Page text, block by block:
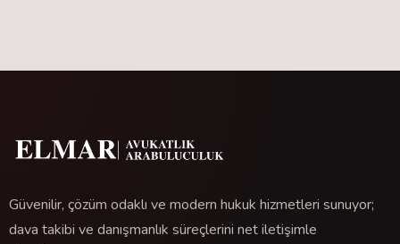
Güvenilir, çözüm odaklı ve modern hukuk hizmetleri sunuyor;
dava takibi ve danışmanlık süreçlerini net iletişimle